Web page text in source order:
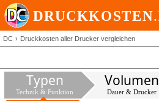
DC Druckkosten aller Drucker vergleichen
Typen
Technik & Funktion
Volumen
Dauer & Drucker